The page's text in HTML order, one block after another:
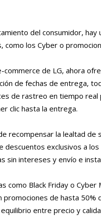
del consumidor,
como los Cyber o
commerce de LG, ahora
de fechas de entrega,
de rastreo en tiempo real
clic hasta la entrega.
recompensar la lealtad de
descuentos exclusivos a
sin intereses y envío e
como Black Friday o
promociones de hasta 50%
entre precio y